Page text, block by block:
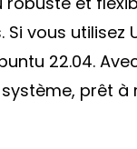
vous utilisez
22.04.
prêt